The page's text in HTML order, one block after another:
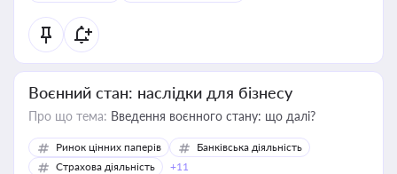
Воєнний стан: наслідки для бізнесу
Про що тема: Введення воєнного стану: що далі?
Ринок цінних паперів
Банківська діяльність
Страхова діяльність
+11